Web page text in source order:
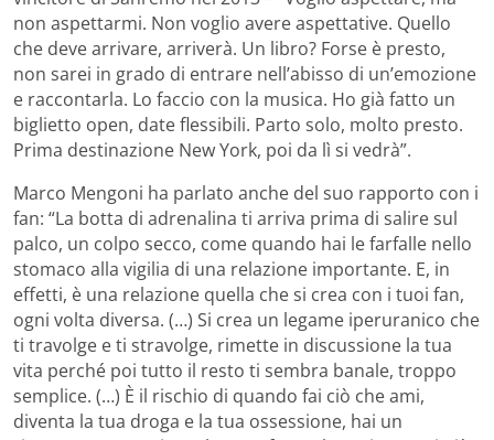
non aspettarmi. Non voglio avere aspettative. Quello
che deve arrivare, arriverà. Un libro? Forse è presto,
non sarei in grado di entrare nell’abisso di un’emozione
e raccontarla. Lo faccio con la musica. Ho già fatto un
biglietto open, date flessibili. Parto solo, molto presto.
Prima destinazione New York, poi da lì si vedrà”.
Marco Mengoni ha parlato anche del suo rapporto con i
fan: “La botta di adrenalina ti arriva prima di salire sul
palco, un colpo secco, come quando hai le farfalle nello
stomaco alla vigilia di una relazione importante. E, in
effetti, è una relazione quella che si crea con i tuoi fan,
ogni volta diversa. (…) Si crea un legame iperuranico che
ti travolge e ti stravolge, rimette in discussione la tua
vita perché poi tutto il resto ti sembra banale, troppo
semplice. (…) È il rischio di quando fai ciò che ami,
diventa la tua droga e la tua ossessione, hai un